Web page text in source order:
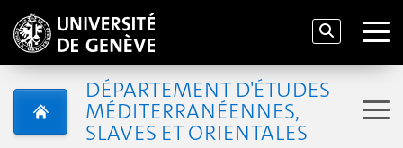
DÉPARTEMENT D'ÉTUDES
MÉDITERRANÉENNES,
SLAVES ET ORIENTALES